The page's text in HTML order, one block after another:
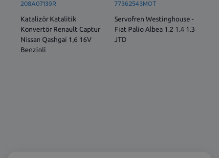
208A07139R
Katalizör Katalitik
Konvertör Renault Captur
Nissan Qashgai 1,6 16V
Benzinli
77362543MOT
Servofren Westinghouse -
Fiat Palio Albea 1.2 1.4 1.3
JTD